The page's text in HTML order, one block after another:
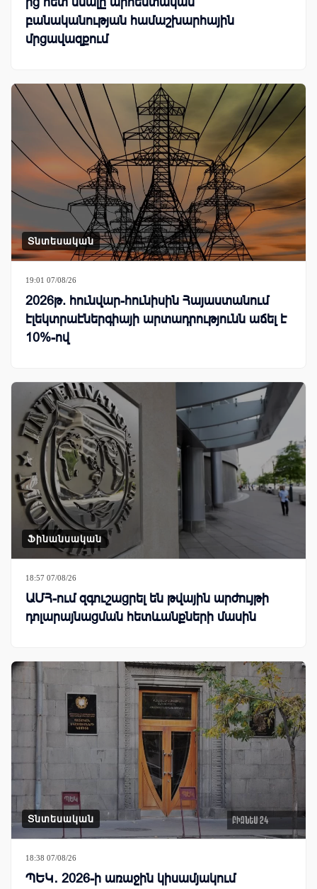
բանականության համաշխարհային
մրցավազքում
Տնտեսական
19:01 07/08/26
2026թ. հունվար-հունիսին Հայաստանում
էլեկտրաէներգիայի արտադրությունն աճել է
10%-ով
Ֆինանսական
18:57 07/08/26
ԱՄՀ-ում զգուշացրել են թվային արժույթի
դոլարայնացման հետևանքների մասին
Տնտեսական
18:38 07/08/26
ՊԵԿ․ 2026-ի առաջին կիսամյակում